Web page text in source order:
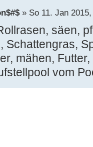
» So 11. Jan 2015,
säen,
Schattengras,
mähen,
vom